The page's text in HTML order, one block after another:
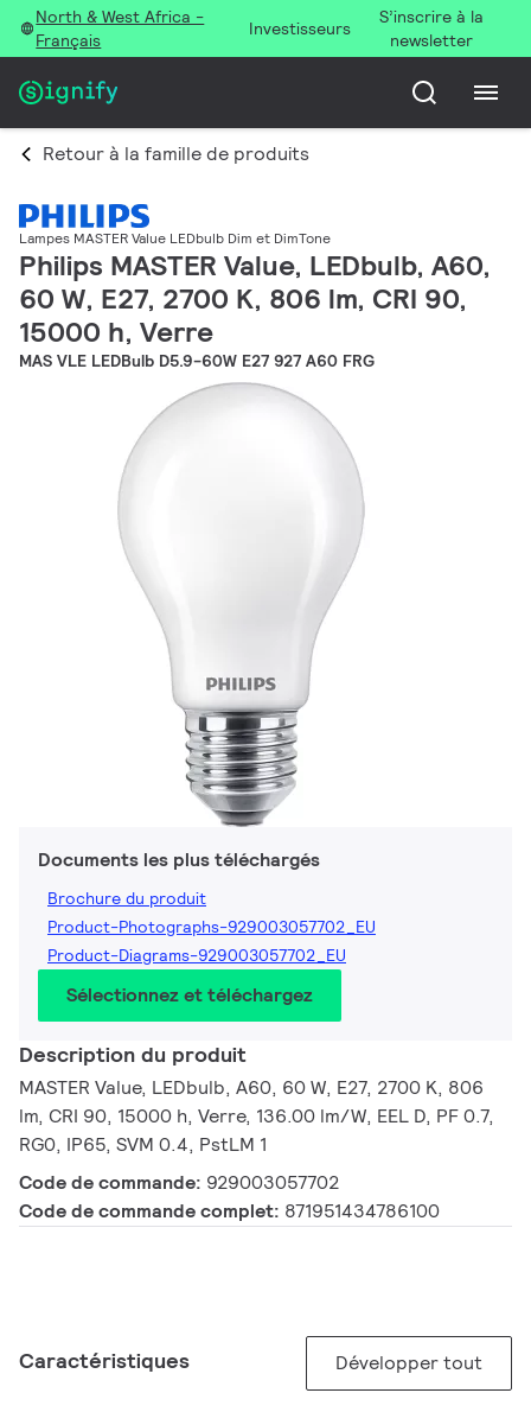
North & West Africa -
Français
Investisseurs
S’inscrire à la
newsletter
Retour à la famille de produits
Lampes MASTER Value LEDbulb Dim et DimTone
Philips MASTER Value, LEDbulb, A60,
60 W, E27, 2700 K, 806 lm, CRI 90,
15000 h, Verre
MAS VLE LEDBulb D5.9-60W E27 927 A60 FRG
Documents les plus téléchargés
Brochure du produit
Product-Photographs-929003057702_EU
Product-Diagrams-929003057702_EU
Sélectionnez et téléchargez
Description du produit
MASTER Value, LEDbulb, A60, 60 W, E27, 2700 K, 806
lm, CRI 90, 15000 h, Verre, 136.00 lm/W, EEL D, PF 0.7,
RG0, IP65, SVM 0.4, PstLM 1
Code de commande: 929003057702
Code de commande complet: 871951434786100
Caractéristiques Développer tout